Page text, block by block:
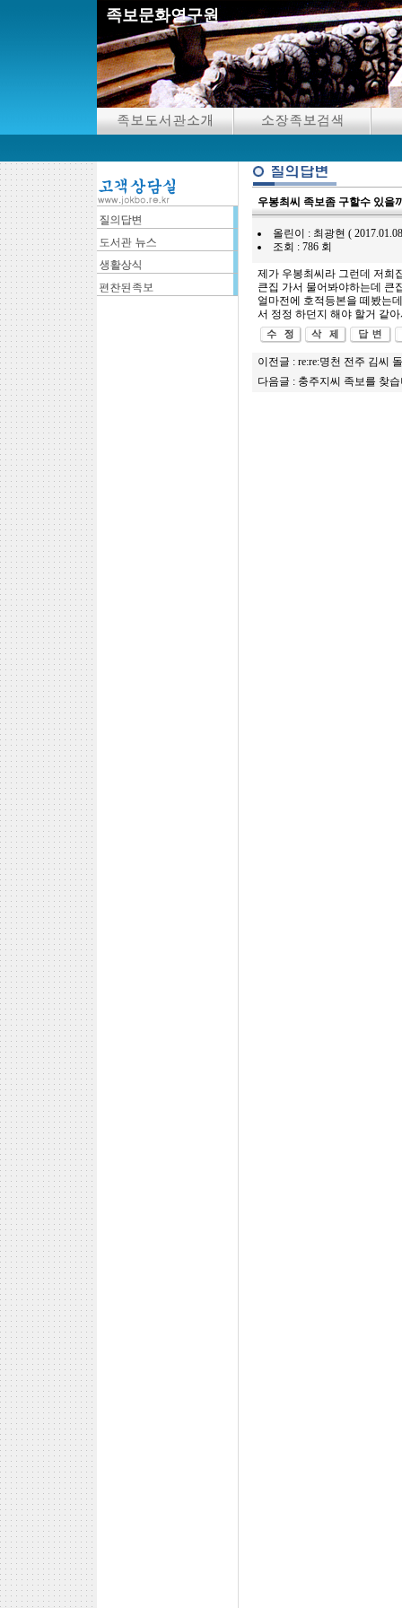
족보문화연구원
우봉최씨 족보좀 구할수 있을
올린이 : 최광현 (
조회 : 786 회
제가 우봉최씨라 그런데 저희
큰집 가서 물어봐야하는데 큰
얼마전에 호적등본을 떼봤는
서 정정 하던지 해야 할거 같
이전글 : re:re:명천 전주 김씨
다음글 : 충주지씨 족보를 찾